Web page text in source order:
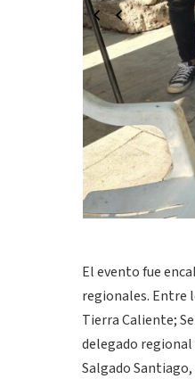
El evento fue
regionales. Entre
Tierra Caliente;
delegado regional
Salgado